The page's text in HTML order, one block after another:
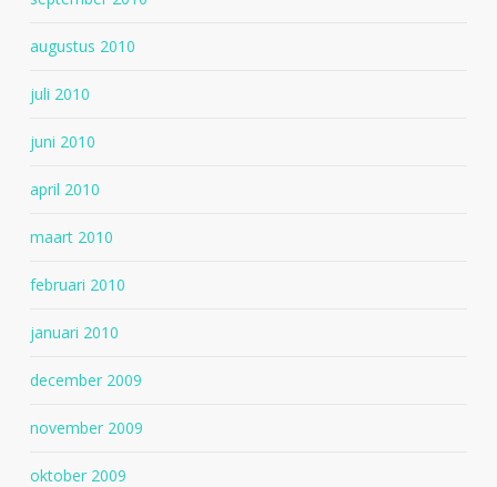
augustus 2010
juli 2010
juni 2010
april 2010
maart 2010
februari 2010
januari 2010
december 2009
november 2009
oktober 2009